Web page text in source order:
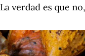
La verdad es que